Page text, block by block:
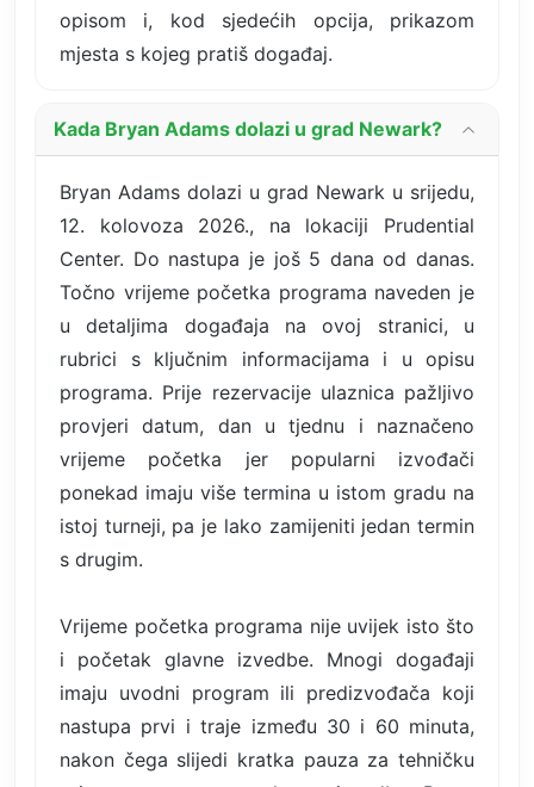
opisom i, kod sjedećih opcija, prikazom
mjesta s kojeg pratiš događaj.
Kada Bryan Adams dolazi u grad Newark?
Bryan Adams dolazi u grad Newark u srijedu,
12. kolovoza 2026., na lokaciji Prudential
Center. Do nastupa je još 5 dana od danas.
Točno vrijeme početka programa naveden je
u detaljima događaja na ovoj stranici, u
rubrici s ključnim informacijama i u opisu
programa. Prije rezervacije ulaznica pažljivo
provjeri datum, dan u tjednu i naznačeno
vrijeme početka jer popularni izvođači
ponekad imaju više termina u istom gradu na
istoj turneji, pa je lako zamijeniti jedan termin
s drugim.
Vrijeme početka programa nije uvijek isto što
i početak glavne izvedbe. Mnogi događaji
imaju uvodni program ili predizvođača koji
nastupa prvi i traje između 30 i 60 minuta,
nakon čega slijedi kratka pauza za tehničku